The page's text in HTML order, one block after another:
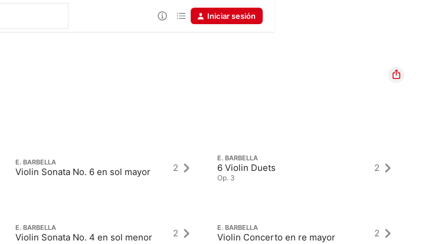
Iniciar sesión
E. BARBELLA
Violin Sonata No. 6 en sol mayor 2
E. BARBELLA
Violin Sonata No. 4 en sol menor 2
E. BARBELLA
6 Violin Duets
Op. 3
2
E. BARBELLA
Violin Concerto en re mayor 2